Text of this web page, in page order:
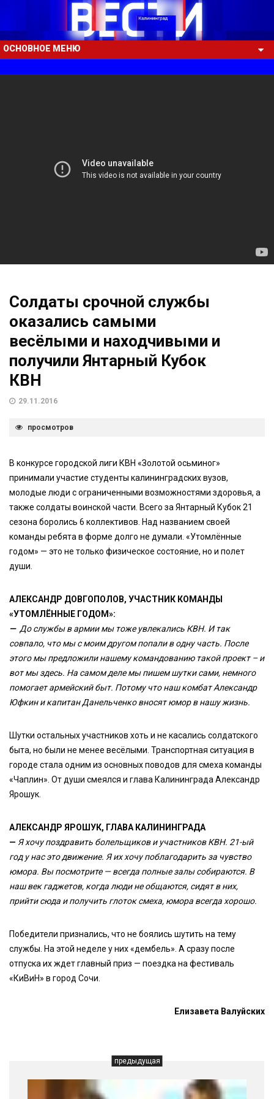
ОСНОВНОЕ МЕНЮ
Солдаты срочной службы
оказались самыми
весёлыми и находчивыми и
получили Янтарный Кубок
КВН
29.11.2016
просмотров
В конкурсе городской лиги КВН «Золотой осьминог»
принимали участие студенты калининградских вузов,
молодые люди с ограниченными возможностями здоровья, а
также солдаты воинской части. Всего за Янтарный Кубок 21
сезона боролись 6 коллективов. Над названием своей
команды ребята в форме долго не думали. «Утомлённые
годом» — это не только физическое состояние, но и полет
души.
АЛЕКСАНДР ДОВГОПОЛОВ, УЧАСТНИК КОМАНДЫ
«УТОМЛЁННЫЕ ГОДОМ»:
— До службы в армии мы тоже увлекались КВН. И так
совпало, что мы с моим другом попали в одну часть. После
этого мы предложили нашему командованию такой проект – и
вот мы здесь. На самом деле мы пишем шутки сами, немного
помогает армейский быт. Потому что наш комбат Александр
Юфкин и капитан Данельченко вносят юмор в нашу жизнь.
Шутки остальных участников хоть и не касались солдатского
быта, но были не менее весёлыми. Транспортная ситуация в
городе стала одним из основных поводов для смеха команды
«Чаплин». От души смеялся и глава Калининграда Александр
Ярошук.
АЛЕКСАНДР ЯРОШУК, ГЛАВА КАЛИНИНГРАДА
— Я хочу поздравить болельщиков и участников КВН. 21-ый
год у нас это движение. Я их хочу поблагодарить за чувство
юмора. Вы посмотрите — всегда полные залы собираются. В
наш век гаджетов, когда люди не общаются, сидят в них,
прийти сюда и получить глоток смеха, юмора всегда хорошо.
Победители признались, что не боялись шутить на тему
службы. На этой неделе у них «дембель». А сразу после
отпуска их ждет главный приз — поездка на фестиваль
«КиВиН» в город Сочи.
Елизавета Валуйских
предыдущая